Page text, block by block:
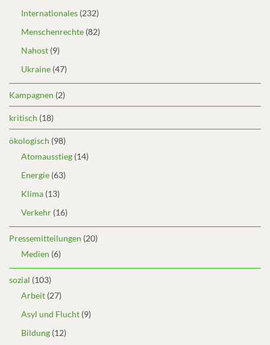
Internationales (232)
Menschenrechte (82)
Nahost (9)
Ukraine (47)
Kampagnen (2)
kritisch (18)
ökologisch (98)
Atomausstieg (14)
Energie (63)
Klima (13)
Verkehr (16)
Pressemitteilungen (20)
Medien (6)
sozial (103)
Arbeit (27)
Asyl und Flucht (9)
Bildung (12)